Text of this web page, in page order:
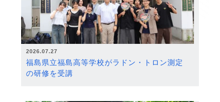
2026.07.27
福島県立福島高等学校がラドン・トロン測定
の研修を受講